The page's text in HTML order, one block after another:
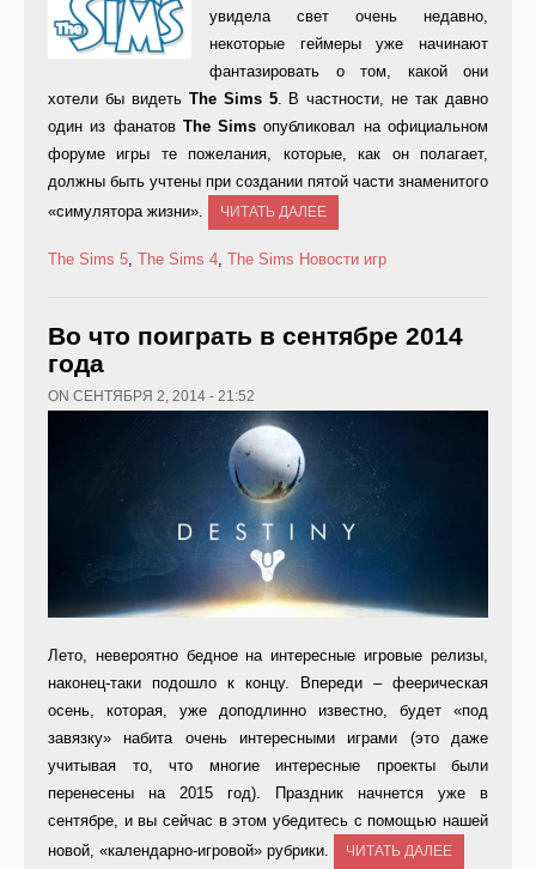
увидела свет очень недавно,
некоторые геймеры уже начинают
фантазировать о том, какой они
хотели бы видеть The Sims 5. В частности, не так давно
один из фанатов TheSimsопубликовал на официальном
форуме игры те пожелания, которые, как он полагает,
должны быть учтены при создании пятой части знаменитого
«симулятора жизни».
ЧИТАТЬ ДАЛЕЕ
The Sims 5, The Sims 4, The Sims Новости игр
Во что поиграть в сентябре 2014
года
ON СЕНТЯБРЯ 2, 2014 - 21:52
Лето, невероятно бедное на интересные игровые релизы,
наконец-таки подошло к концу. Впереди – феерическая
осень, которая, уже доподлинно известно, будет «под
завязку» набита очень интересными играми (это даже
учитывая то, что многие интересные проекты были
перенесены на 2015 год). Праздник начнется уже в
сентябре, и вы сейчас в этом убедитесь с помощью нашей
новой, «календарно-игровой» рубрики.
ЧИТАТЬ ДАЛЕЕ